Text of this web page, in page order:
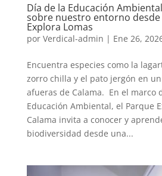
Día de la Educación
sobre nuestro entorno desde
Explora Lomas
por Verdical-admin | Ene 26,
Encuentra especies como la
zorro chilla y el pato jergón en
afueras de Calama. En el marco
Educación Ambiental, el Parque
Calama invita a conocer y
biodiversidad desde una...